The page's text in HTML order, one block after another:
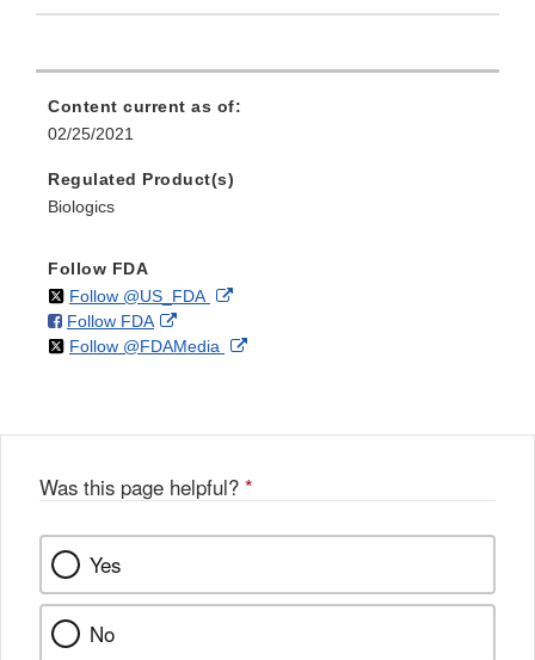
Content current as of:
02/25/2021
Regulated Product(s)
Biologics
Follow FDA
Follow @US_FDAon External
Disclaimer
Follow FDAon
Facebook
External
Link
Follow @FDAMedia on External
Was this page helpful? *
Yes
No